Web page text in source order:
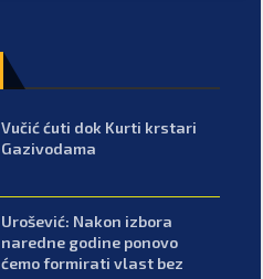
Vučić ćuti dok Kurti krstari
Gazivodama
Urošević: Nakon izbora
naredne godine ponovo
ćemo formirati vlast bez